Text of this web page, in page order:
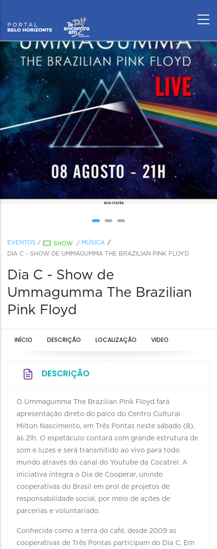
EVENTOS / SHOW / MÚSICA
DIA C - SHOW DE UMMAGUMMA THE BRAZILIAN PINK FLOYD
Dia C - Show de
Ummagumma The Brazilian
Pink Floyd
INÍCIO DESCRIÇÃO LOCALIZAÇÃO VIDEO
DESCRIÇÃO
O Ummagumma The Brazilian Pink Floyd fará
apresentação direto do palco do Centro Cultural
Milton Nascimento, em Três Pontas neste sábado (8),
às 21h. O espetáculo contará com grande estrutura de
som e luzes e será transmitido ao vivo para todo
mundo através do canal do Youtube da Cocatrel. A
iniciativa integra o Dia de Cooperar, unindo
cooperativas do Brasil em prol de projetos de
responsabilidade social, por meio de ações de
parcerias e voluntariado.
Conhecida como a terra do café, desde 2009 as
cooperativas de Três Pontas participam do Dia C. Em